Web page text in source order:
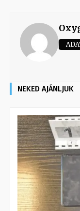
NEKED AJÁNLJUK